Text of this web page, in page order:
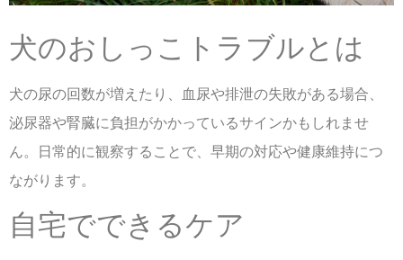
犬のおしっこトラブルとは
犬の尿の回数が増えたり、血尿や排泄の失敗がある場合、
泌尿器や腎臓に負担がかかっているサインかもしれませ
ん。日常的に観察することで、早期の対応や健康維持につ
ながります。
自宅でできるケア